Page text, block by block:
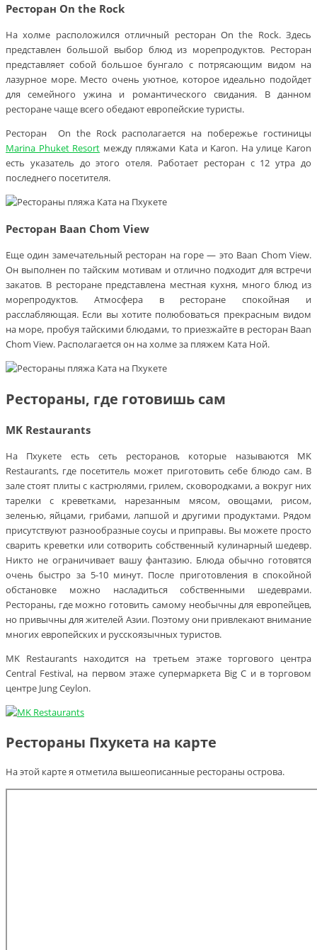
Ресторан On the Rock
На холме расположился отличный ресторан On the Rock. Здесь
представлен большой выбор блюд из морепродуктов. Ресторан
представляет собой большое бунгало с потрясающим видом на
лазурное море. Место очень уютное, которое идеально подойдет
для семейного ужина и романтического свидания. В данном
ресторане чаще всего обедают европейские туристы.
Ресторан On the Rock располагается на побережье гостиницы
Marina Phuket Resort между пляжами Kata и Karon. На улице Karon
есть указатель до этого отеля. Работает ресторан с 12 утра до
последнего посетителя.
Ресторан Baan Chom View
Еще один замечательный ресторан на горе — это Baan Chom View.
Он выполнен по тайским мотивам и отлично подходит для встречи
закатов. В ресторане представлена местная кухня, много блюд из
морепродуктов. Атмосфера в ресторане спокойная и
расслабляющая. Если вы хотите полюбоваться прекрасным видом
на море, пробуя тайскими блюдами, то приезжайте в ресторан Baan
Chom View. Располагается он на холме за пляжем Ката Ной.
Рестораны, где готовишь сам
MK Restaurants
На Пхукете есть сеть ресторанов, которые называются MK
Restaurants, где посетитель может приготовить себе блюдо сам. В
зале стоят плиты с кастрюлями, грилем, сковородками, а вокруг них
тарелки с креветками, нарезанным мясом, овощами, рисом,
зеленью, яйцами, грибами, лапшой и другими продуктами. Рядом
присутствуют разнообразные соусы и приправы. Вы можете просто
сварить креветки или сотворить собственный кулинарный шедевр.
Никто не ограничивает вашу фантазию. Блюда обычно готовятся
очень быстро за 5-10 минут. После приготовления в спокойной
обстановке можно насладиться собственными шедеврами.
Рестораны, где можно готовить самому необычны для европейцев,
но привычны для жителей Азии. Поэтому они привлекают внимание
многих европейских и русскоязычных туристов.
MK Restaurants находится на третьем этаже торгового центра
Central Festival, на первом этаже супермаркета Big C и в торговом
центре Jung Ceylon.
Рестораны Пхукета на карте
На этой карте я отметила вышеописанные рестораны острова.